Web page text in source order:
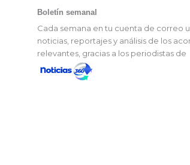
Boletín semanal
Cada semana en tu cuenta de correo
noticias, reportajes y análisis de los
relevantes, gracias a los periodistas de